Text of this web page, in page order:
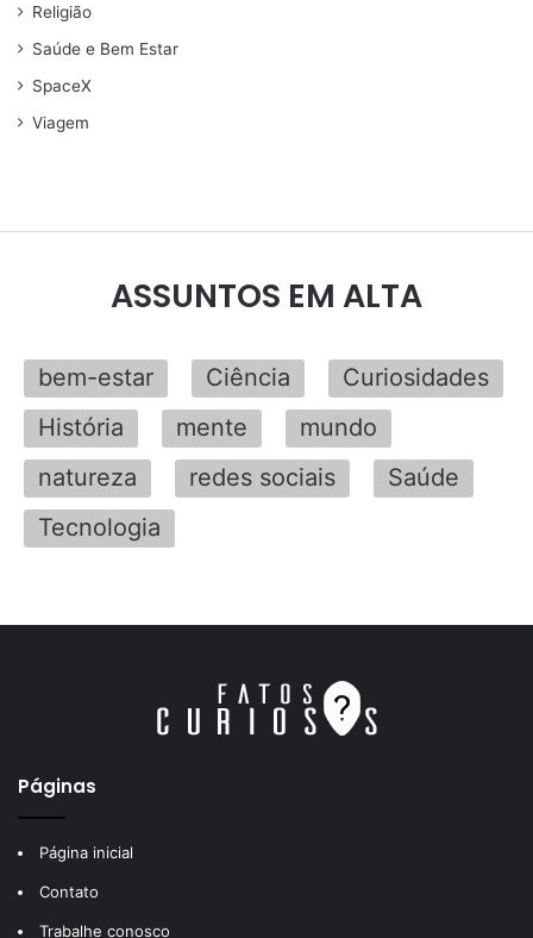
Religião
Saúde e Bem Estar
SpaceX
Viagem
ASSUNTOS EM ALTA
bem-estar Ciência
Curiosidades
História
mente
mundo
natureza
redes sociais
Saúde
Tecnologia
Páginas
Página inicial
Contato
Trabalhe conosco